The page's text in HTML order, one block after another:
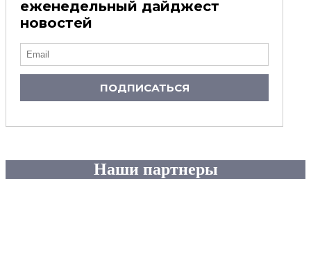
еженедельный дайджест
новостей
ПОДПИСАТЬСЯ
Наши партнеры